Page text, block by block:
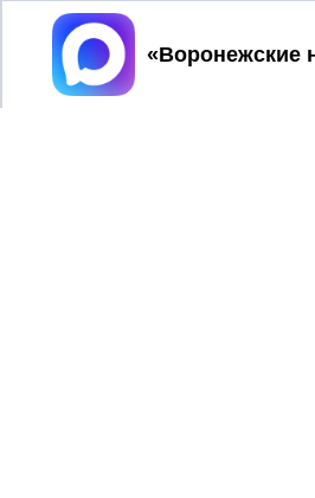
Принять